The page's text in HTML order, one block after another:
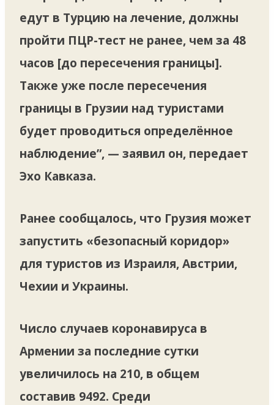
едут в Турцию на лечение, должны
пройти ПЦР-тест не ранее, чем за 48
часов [до пересечения границы].
Также уже после пересечения
границы в Грузии над туристами
будет проводиться определённое
наблюдение”, — заявил он, передает
Эхо Кавказа.
Ранее сообщалось, что Грузия может
запустить «безопасный коридор»
для туристов из Израиля, Австрии,
Чехии и Украины.
Число случаев коронавируса в
Армении за последние сутки
увеличилось на 210, в общем
составив 9492. Среди